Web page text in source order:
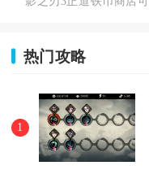
热门攻略
1